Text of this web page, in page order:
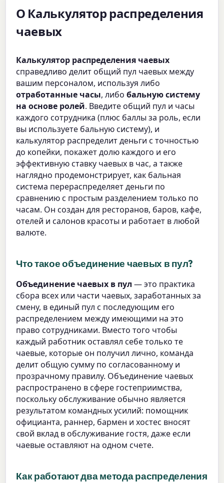
О Калькулятор распределения
чаевых
Калькулятор распределения чаевых
справедливо делит общий пул чаевых между
вашим персоналом, используя либо
отработанные часы, либобальную систему
на основе ролей. Введите общий пул и часы
каждого сотрудника (плюс баллы за роль, если
вы используете бальную систему), и
калькулятор распределит деньги с точностью
до копейки, покажет долю каждого и его
эффективную ставку чаевых в час, а также
наглядно продемонстрирует, как бальная
система перераспределяет деньги по
сравнению с простым разделением только по
часам. Он создан для ресторанов, баров, кафе,
отелей и салонов красоты и работает в любой
валюте.
Что такое объединение чаевых в пул?
Объединение чаевых в пул — это практика
сбора всех или части чаевых, заработанных за
смену, в единый пул с последующим его
распределением между имеющими на это
право сотрудниками. Вместо того чтобы
каждый работник оставлял себе только те
чаевые, которые он получил лично, команда
делит общую сумму по согласованному и
прозрачному правилу. Объединение чаевых
распространено в сфере гостеприимства,
поскольку обслуживание обычно является
результатом командных усилий: помощник
официанта, раннер, бармен и хостес вносят
свой вклад в обслуживание гостя, даже если
чаевые оставляют на одном счете.
Как работают два метода распределения